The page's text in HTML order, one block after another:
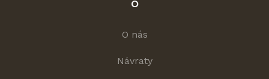
O
O nás
Návraty